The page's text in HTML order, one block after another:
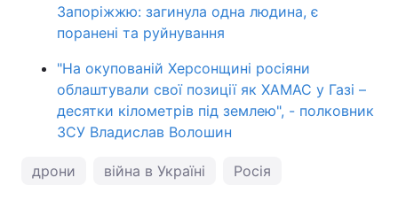
Запоріжжю: загинула одна людина, є
поранені та руйнування
"На окупованій Херсонщині росіяни
облаштували свої позиції як ХАМАС у Газі –
десятки кілометрів під землею", - полковник
ЗСУ Владислав Волошин
дрони війна в Україні Росія